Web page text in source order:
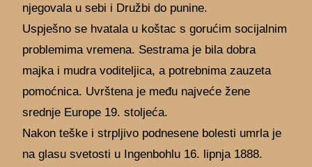
njegovala u sebi i Družbi do punine.
Uspješno se hvatala u koštac s gorućim socijalnim
problemima vremena. Sestrama je bila dobra
majka i mudra voditeljica, a potrebnima zauzeta
pomoćnica. Uvrštena je među najveće žene
srednje Europe 19. stoljeća.
Nakon teške i strpljivo podnesene bolesti umrla je
na glasu svetosti u Ingenbohlu 16. lipnja 1888.